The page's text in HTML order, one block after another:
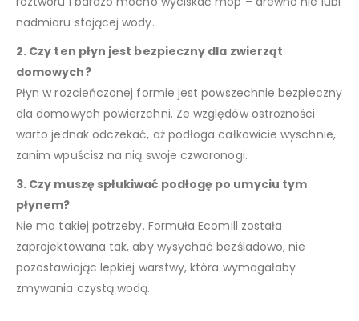
nadmiaru stojącej wody.
2. Czy ten płyn jest bezpieczny dla zwierząt
domowych?
Płyn w rozcieńczonej formie jest powszechnie bezpieczny
dla domowych powierzchni. Ze względów ostrożności
warto jednak odczekać, aż podłoga całkowicie wyschnie,
zanim wpuścisz na nią swoje czworonogi.
3. Czy muszę spłukiwać podłogę po umyciu tym
płynem?
Nie ma takiej potrzeby. Formuła Ecomill została
zaprojektowana tak, aby wysychać bezśladowo, nie
pozostawiając lepkiej warstwy, która wymagałaby
zmywania czystą wodą.